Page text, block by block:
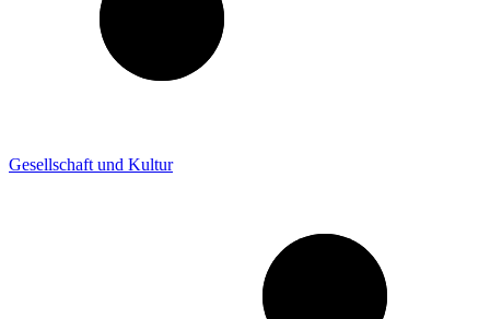
Gesellschaft und Kultur